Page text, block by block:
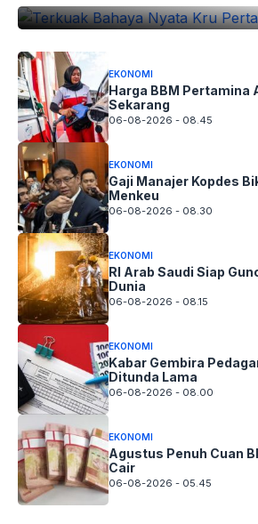
EKONOMI
Harga BBM Pertamina
Sekarang
06-08-2026 - 08.45
EKONOMI
Gaji Manajer Kopdes
Menkeu
06-08-2026 - 08.30
EKONOMI
RI Arab Saudi Siap
Dunia
06-08-2026 - 08.15
EKONOMI
Kabar Gembira
Ditunda Lama
06-08-2026 - 08.00
EKONOMI
Agustus Penuh Cuan
Cair
06-08-2026 - 05.45